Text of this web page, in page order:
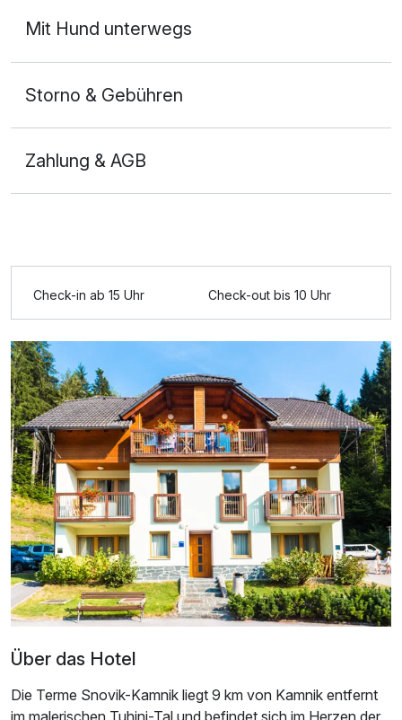
Für 7 Tage 606,00 €
Doppelzimmer
2 Erwachsene
Ausstattung
Für 7 Tage p.P. ab576,00 €
Doppelzimmer mit Balkon
2 Erwachsene
Mit Hund unterwegs
Storno & Gebühren
Zahlung & AGB
Check-in ab 15 Uhr Check-out bis 10 Uhr
Über das Hotel
Die Terme Snovik-Kamnik liegt 9 km von Kamnik entfernt
im malerischen Tuhinj-Tal und befindet sich im Herzen der